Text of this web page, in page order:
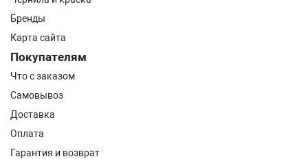
Бренды
Карта сайта
Покупателям
Что с заказом
Самовывоз
Доставка
Оплата
Гарантия и возврат